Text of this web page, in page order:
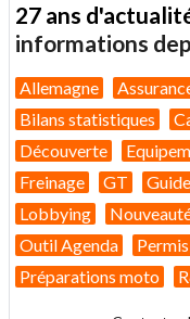
27 ans
informations
Allemagne
Bilans statistiques
Découverte
Freinage
GT
Lobbying
Outil Agenda
Préparations moto